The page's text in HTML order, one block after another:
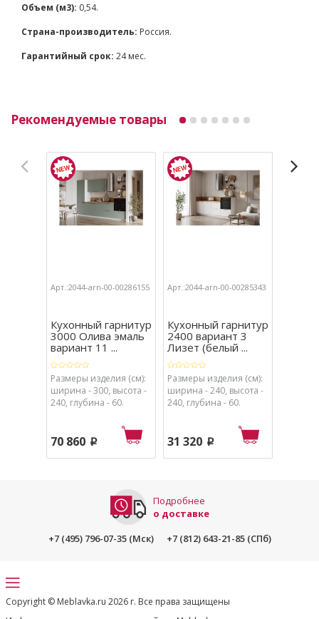
Объем (м3): 0,54.
Страна-производитель: Россия.
Гарантийный срок: 24 мес.
Рекомендуемые товары
Арт.:2044-arn-00-00286155
Кухонный гарнитур
3000 Олива эмаль
вариант 11 ...
Размеры изделия (см):
ширина - 300, высота -
240, глубина - 60.
70 860 p
Арт.:2044-arn-00-00285343
Кухонный гарнитур
2400 вариант 3
Лизет (белый ...
Размеры изделия (см):
ширина - 240, высота -
240, глубина - 60.
31 320 p
Подробнее
о доставке
+7 (495) 796-07-35 (Мск)
+7 (812) 643-21-85 (СПб)
Copyright © Meblavka.ru 2026 г. Все права защищены